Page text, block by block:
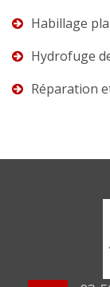
Habillage
Hydrofuge
Réparation